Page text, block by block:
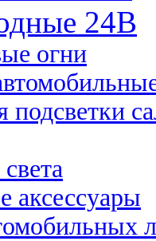
24B
огни
аксессуары